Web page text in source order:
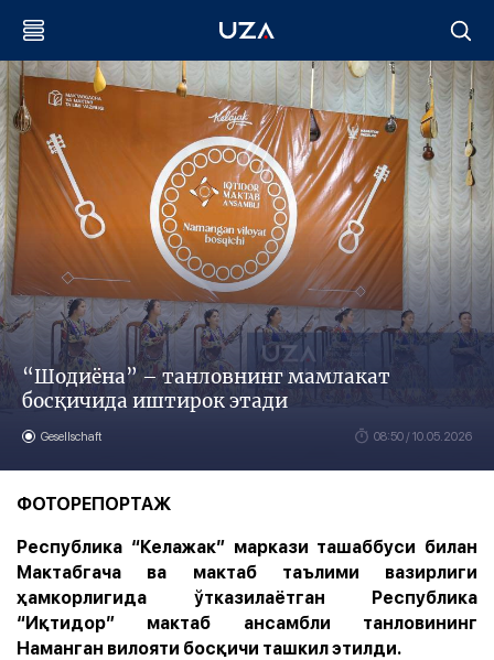
“Шодиёна” – танловнинг мамлакат
босқичида иштирок этади
Gesellschaft 08:50 / 10.05.2026
ФОТОРЕПОРТАЖ
Республика “Келажак” маркази ташаббуси билан
Мактабгача ва мактаб таълими вазирлиги
ҳамкорлигида ўтказилаётган Республика
“Иқтидор” мактаб ансамбли танловининг
Наманган вилояти босқичи ташкил этилди.